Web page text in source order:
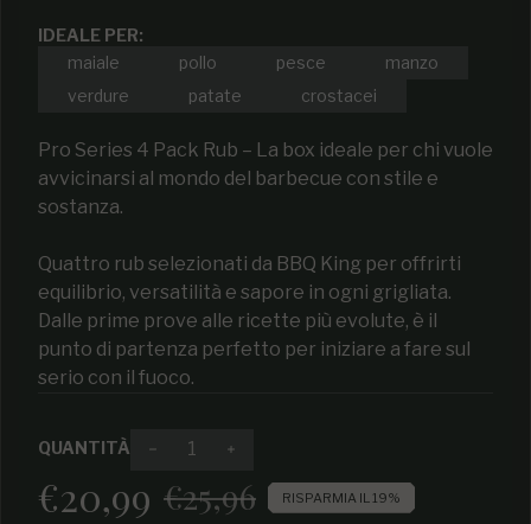
IDEALE PER:
maiale
pollo pesce
manzo
verdure
patate crostacei
Pro Series 4 Pack Rub – La box ideale per chi vuole
avvicinarsi al mondo del barbecue con stile e
sostanza.
Quattro rub selezionati da BBQ King per offrirti
equilibrio, versatilità e sapore in ogni grigliata.
Dalle prime prove alle ricette più evolute, è il
punto di partenza perfetto per iniziare a fare sul
serio con il fuoco.
QUANTITÀ
Diminuire la quantità per Pro Series 4
Prezzo di vendita
€20,99
Prezzo regolare€25,96 RISPARMIA IL 19%